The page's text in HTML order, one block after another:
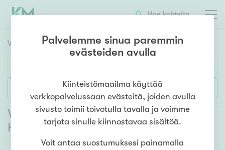
Hae kohteita
Vuokrakohteet
Huoneluku
1h 2h 3h 4h 5h+
Asuntotyyppi
Lisää hakuehtoja
Vuokrattavat toimitilat Helsinki
Hermanni (1)
Palvelemme sinua paremmin
evästeiden avulla
Kiinteistömaailma käyttää
verkkopalvelussaan evästeitä, joiden avulla
sivusto toimii toivotulla tavalla ja voimme
tarjota sinulle kiinnostavaa sisältöä.
Voit antaa suostumuksesi painamalla